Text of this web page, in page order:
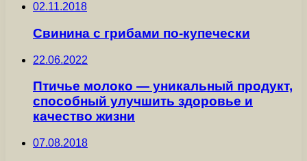
02.11.2018
Свинина с грибами по-купечески
22.06.2022
Птичье молоко — уникальный продукт,
способный улучшить здоровье и
качество жизни
07.08.2018